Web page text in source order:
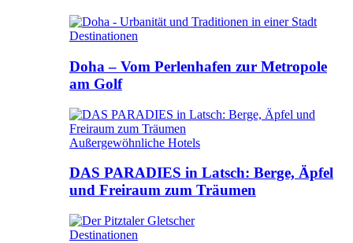
Destinationen
Doha – Vom Perlenhafen zur Metropole
am Golf
Außergewöhnliche Hotels
DAS PARADIES in Latsch: Berge, Äpfel
und Freiraum zum Träumen
Destinationen